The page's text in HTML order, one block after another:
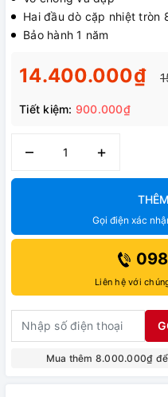
Hai đầu dò cặp nhiệt tròn
Bảo hành 1 năm
14.400.000₫
Tiết kiệm: 900.000₫
– +
Gọi điện xác
Liên hệ với
Mua thêm 8.000.000₫